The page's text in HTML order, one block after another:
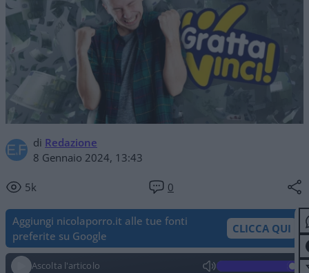
di Redazione
8 Gennaio 2024, 13:43
5k 0
Aggiungi nicolaporro.it alle tue fonti
preferite su Google
CLICCA QUI
Ascolta l'articolo